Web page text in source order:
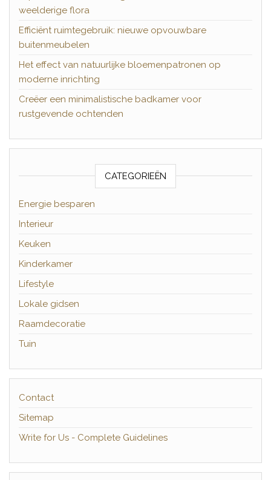
weelderige flora
Efficiënt ruimtegebruik: nieuwe opvouwbare
buitenmeubelen
Het effect van natuurlijke bloemenpatronen op
moderne inrichting
Creëer een minimalistische badkamer voor
rustgevende ochtenden
CATEGORIEËN
Energie besparen
Interieur
Keuken
Kinderkamer
Lifestyle
Lokale gidsen
Raamdecoratie
Tuin
Contact
Sitemap
Write for Us - Complete Guidelines